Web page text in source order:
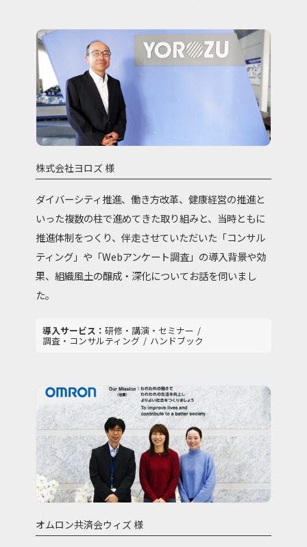
株式会社ヨロズ 様
ダイバーシティ推進、働き方改革、健康経営の推進と
いった複数の柱で進めてきた取り組みと、当時ともに
推進体制をつくり、伴走させていただいた「コンサル
ティング」や「Webアンケート調査」の導入背景や効
果、組織風土の醸成・深化についてお話を伺いまし
た。
研修・講演・セミナー
調査・コンサルティング ハンドブック
オムロン共済会ウィズ 様